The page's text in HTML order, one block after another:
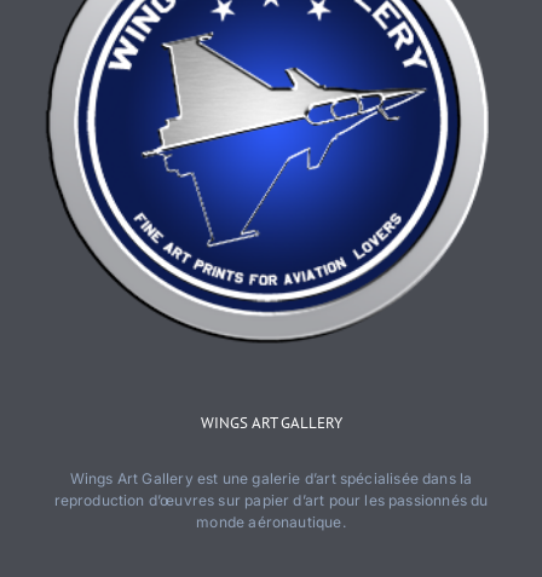
WINGS ART GALLERY
Wings Art Gallery est une galerie d’art spécialisée dans la
reproduction d’œuvres sur papier d’art pour les passionnés du
monde aéronautique.